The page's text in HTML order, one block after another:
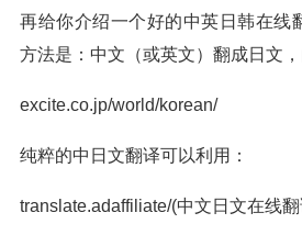
再给你介绍一个好的中英日韩在线
方法是：中文（或英文）翻成日文，
excite.co.jp/world/korean/
纯粹的中日文翻译可以利用：
translate.adaffiliate/(中文日文在线